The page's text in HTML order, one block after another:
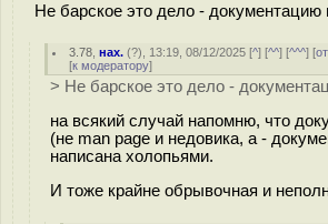
Не барское это дело - документацию
3.78 ,нах. (?), 13:19, 08/12/2025 [^] [^^] [^^^] [
[к модератору]
> Не барское это дело -
на всякий случай напомню, что
(не man page и недовика, а -
написана холопьями.
И тоже крайне обрывочная и